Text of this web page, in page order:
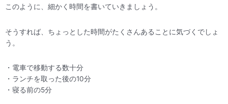
このように、細かく時間を書いていきましょう。
そうすれば、ちょっとした時間がたくさんあることに気づくでしょ
う。
・電車で移動する数十分
・ランチを取った後の10分
・寝る前の5分